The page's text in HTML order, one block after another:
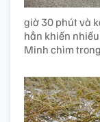
giờ 30 phút và
hẳn khiến
Minh chìm